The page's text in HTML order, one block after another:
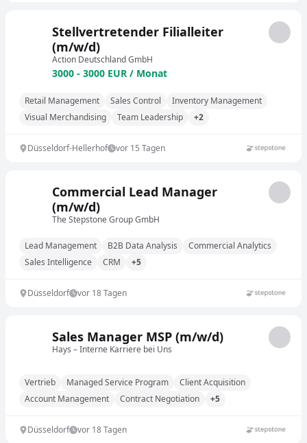
Stellvertretender Filialleiter
(m/w/d)
Action Deutschland GmbH
3000 - 3000 EUR / Monat
Retail Management Sales Control
Inventory Management
Visual Merchandising
Team Leadership +2
Düsseldorf-Hellerhof vor 15 Tagen
Commercial Lead Manager
(m/w/d)
The Stepstone Group GmbH
Lead Management B2B Data Analysis
Commercial Analytics
Sales Intelligence
CRM +5
Düsseldorf vor 18 Tagen
Sales Manager MSP (m/w/d)
Hays – Interne Karriere bei Uns
Vertrieb Managed Service Program
Client Acquisition
Account Management
Contract Negotiation +5
Düsseldorf vor 18 Tagen